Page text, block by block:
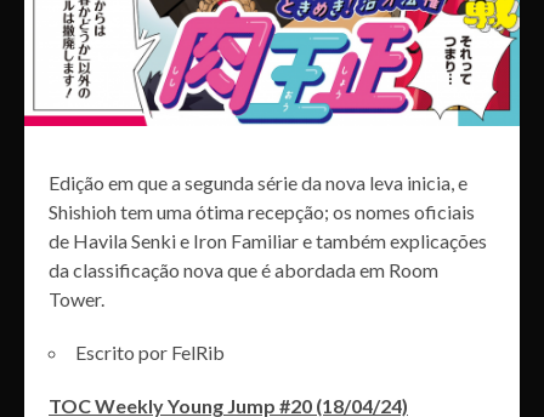
Edição em que a segunda série da nova leva inicia, e
Shishioh tem uma ótima recepção; os nomes oficiais
de Havila Senki e Iron Familiar e também explicações
da classificação nova que é abordada em Room
Tower.
Escrito por FelRib
TOC Weekly Young Jump #20 (18/04/24)